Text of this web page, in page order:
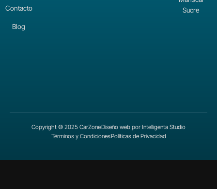
Contacto
Blog
Sucre
Copyright © 2025 CarZoneDiseño web por Intelligenta Studio
Términos y CondicionesPolíticas de Privacidad